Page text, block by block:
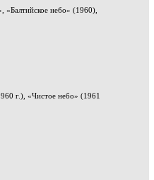
небо» (1960),
г.), «Чистое небо» (1961